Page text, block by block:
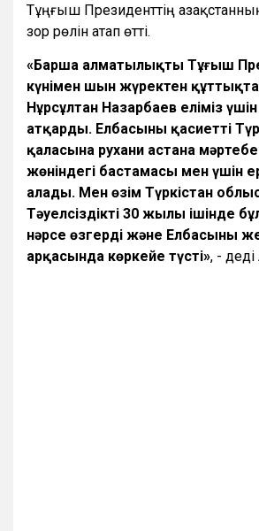
Тұңғыш Президенттің
зор рөлін атап өтті.
«Барша алматылықты Тұңғыш
күнімен шын жүректен
Нұрсұлтан Назарбаев еліміз
атқарды. Елбасының қасиетті
қаласына рухани астана
жөніндегі бастамасы мен үшін
алады. Мен өзім Түркістан
Тәуелсіздіктің 30 жылы ішінде
нәрсе өзгерді және Елбасының
арқасында көркейе түсті», -